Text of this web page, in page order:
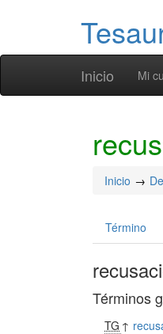
Inicio Mi
Inicio
Término
Términos
TG ↑